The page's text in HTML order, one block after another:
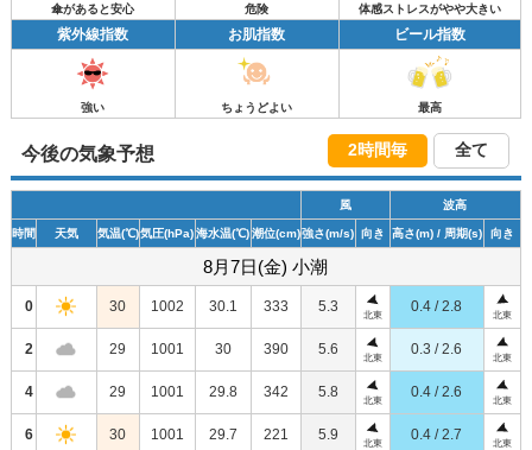
傘があると安心 危険 体感ストレスがやや大きい
紫外線指数 お肌指数 ビール指数
強い ちょうどよい 最高
今後の気象予想 2時間毎 全て
風 波高
時間 天気 気温(℃)気圧(hPa) 海水温(℃)潮位(cm)強さ(m/s) 向き 高さ(m)/ 周期(s) 向き
8月7日(金) 小潮
0 30 1002 30.1 333 5.3
北東
0.4 / 2.8
北東
2 29 1001 30 390 5.6
北東
0.3 / 2.6
北東
4 29 1001 29.8 342 5.8
北東
0.4 / 2.6
北東
6 30 1001 29.7 221 5.9
北東
0.4 / 2.7
北東